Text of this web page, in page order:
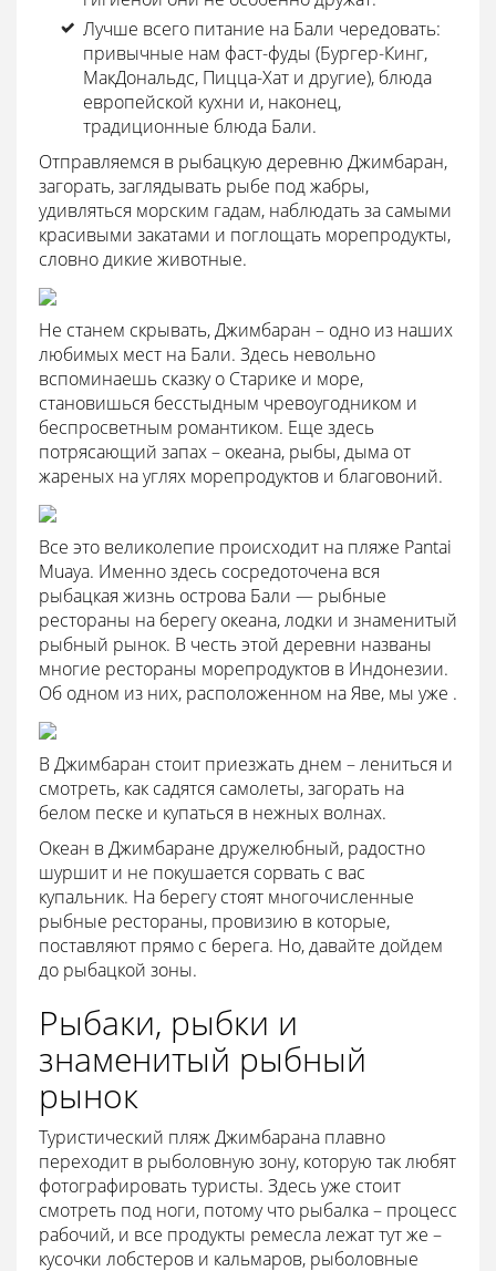
Лучше всего питание на Бали чередовать:
привычные нам фаст-фуды (Бургер-Кинг,
МакДональдс, Пицца-Хат и другие), блюда
европейской кухни и, наконец,
традиционные блюда Бали.
Отправляемся в рыбацкую деревню Джимбаран,
загорать, заглядывать рыбе под жабры,
удивляться морским гадам, наблюдать за самыми
красивыми закатами и поглощать морепродукты,
словно дикие животные.
Не станем скрывать, Джимбаран – одно из наших
любимых мест на Бали. Здесь невольно
вспоминаешь сказку о Старике и море,
становишься бесстыдным чревоугодником и
беспросветным романтиком. Еще здесь
потрясающий запах – океана, рыбы, дыма от
жареных на углях морепродуктов и благовоний.
Все это великолепие происходит на пляже Pantai
Muaya. Именно здесь сосредоточена вся
рыбацкая жизнь острова Бали — рыбные
рестораны на берегу океана, лодки и знаменитый
рыбный рынок. В честь этой деревни названы
многие рестораны морепродуктов в Индонезии.
Об одном из них, расположенном на Яве, мы уже .
В Джимбаран стоит приезжать днем – лениться и
смотреть, как садятся самолеты, загорать на
белом песке и купаться в нежных волнах.
Океан в Джимбаране дружелюбный, радостно
шуршит и не покушается сорвать с вас
купальник. На берегу стоят многочисленные
рыбные рестораны, провизию в которые,
поставляют прямо с берега. Но, давайте дойдем
до рыбацкой зоны.
Рыбаки, рыбки и
знаменитый рыбный
рынок
Туристический пляж Джимбарана плавно
переходит в рыболовную зону, которую так любят
фотографировать туристы. Здесь уже стоит
смотреть под ноги, потому что рыбалка – процесс
рабочий, и все продукты ремесла лежат тут же –
кусочки лобстеров и кальмаров, рыболовные